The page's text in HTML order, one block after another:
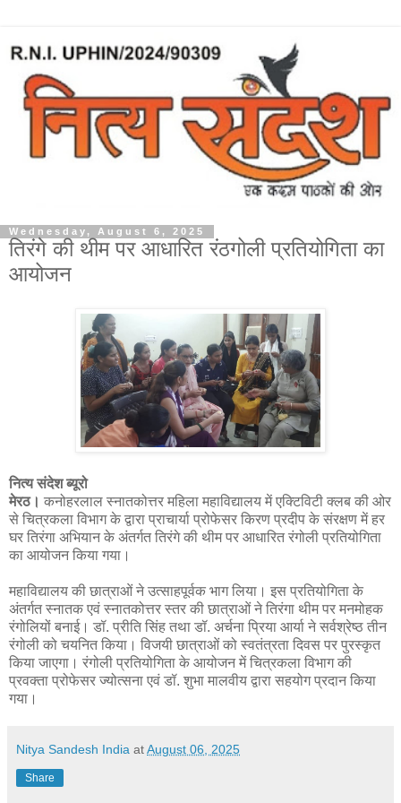
Wednesday, August 6, 2025
तिरंगे की थीम पर आधारित रंठगोली प्रतियोगिता का
आयोजन
नित्य संदेश ब्यूरो
मेरठ। कनोहरलाल स्नातकोत्तर महिला महाविद्यालय में एक्टिविटी क्लब की ओर
से चित्रकला विभाग के द्वारा प्राचार्या प्रोफेसर किरण प्रदीप के संरक्षण में हर
घर तिरंगा अभियान के अंतर्गत तिरंगे की थीम पर आधारित रंगोली प्रतियोगिता
का आयोजन किया गया।
महाविद्यालय की छात्राओं ने उत्साहपूर्वक भाग लिया। इस प्रतियोगिता के
अंतर्गत स्नातक एवं स्नातकोत्तर स्तर की छात्राओं ने तिरंगा थीम पर मनमोहक
रंगोलियों बनाई। डॉ. प्रीति सिंह तथा डॉ. अर्चना प्रिया आर्या ने सर्वश्रेष्ठ तीन
रंगोली को चयनित किया। विजयी छात्राओं को स्वतंत्रता दिवस पर पुरस्कृत
किया जाएगा। रंगोली प्रतियोगिता के आयोजन में चित्रकला विभाग की
प्रवक्ता प्रोफेसर ज्योत्सना एवं डॉ. शुभा मालवीय द्वारा सहयोग प्रदान किया
गया।
Nitya Sandesh India atAugust 06, 2025
Share